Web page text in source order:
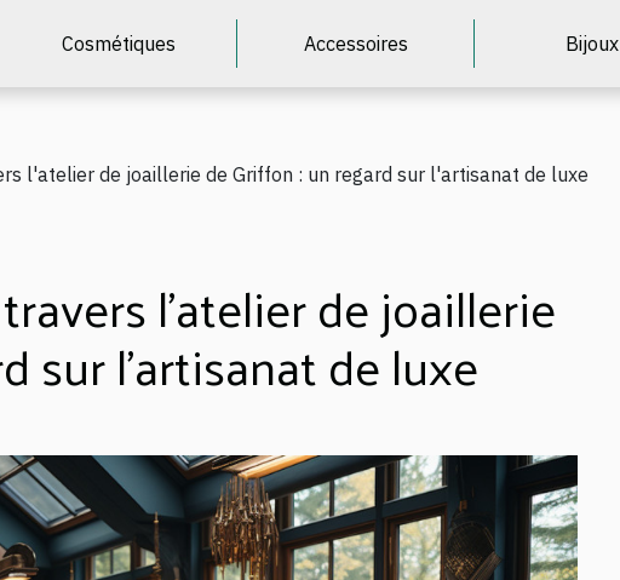
Cosmétiques Accessoires Bijoux
l'atelier de joaillerie de Griffon : un regard sur l'artisanat de luxe
l'atelier de joaillerie
sur l'artisanat de luxe